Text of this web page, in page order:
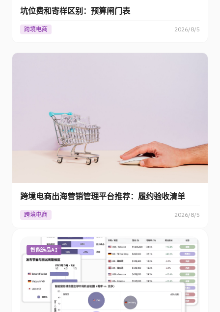
坑位费和寄样区别：预算闸门表
跨境电商 2026/8/5
跨境电商出海营销管理平台推荐：履约验收清单
跨境电商 2026/8/5
智能选品AI